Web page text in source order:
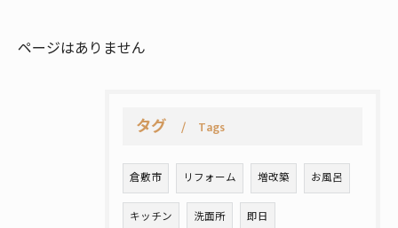
ページはありません
タグ Tags
倉敷市 リフォーム 増改築 お風呂
キッチン 洗面所 即日